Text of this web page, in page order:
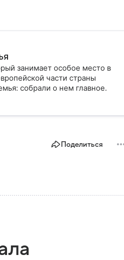
занимает особое место в
части страны
собрали о нем главное.
Поделиться